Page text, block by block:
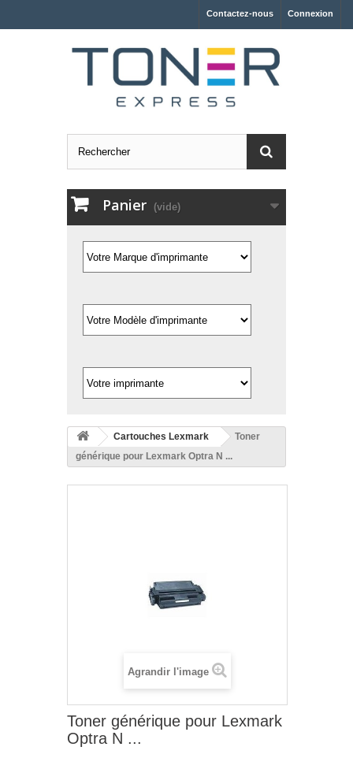
Connexion
Contactez-nous
Panier (vide)
Cartouches Lexmark
Toner
générique pour Lexmark Optra N ...
Agrandir l'image
Toner générique pour Lexmark
Optra N ...